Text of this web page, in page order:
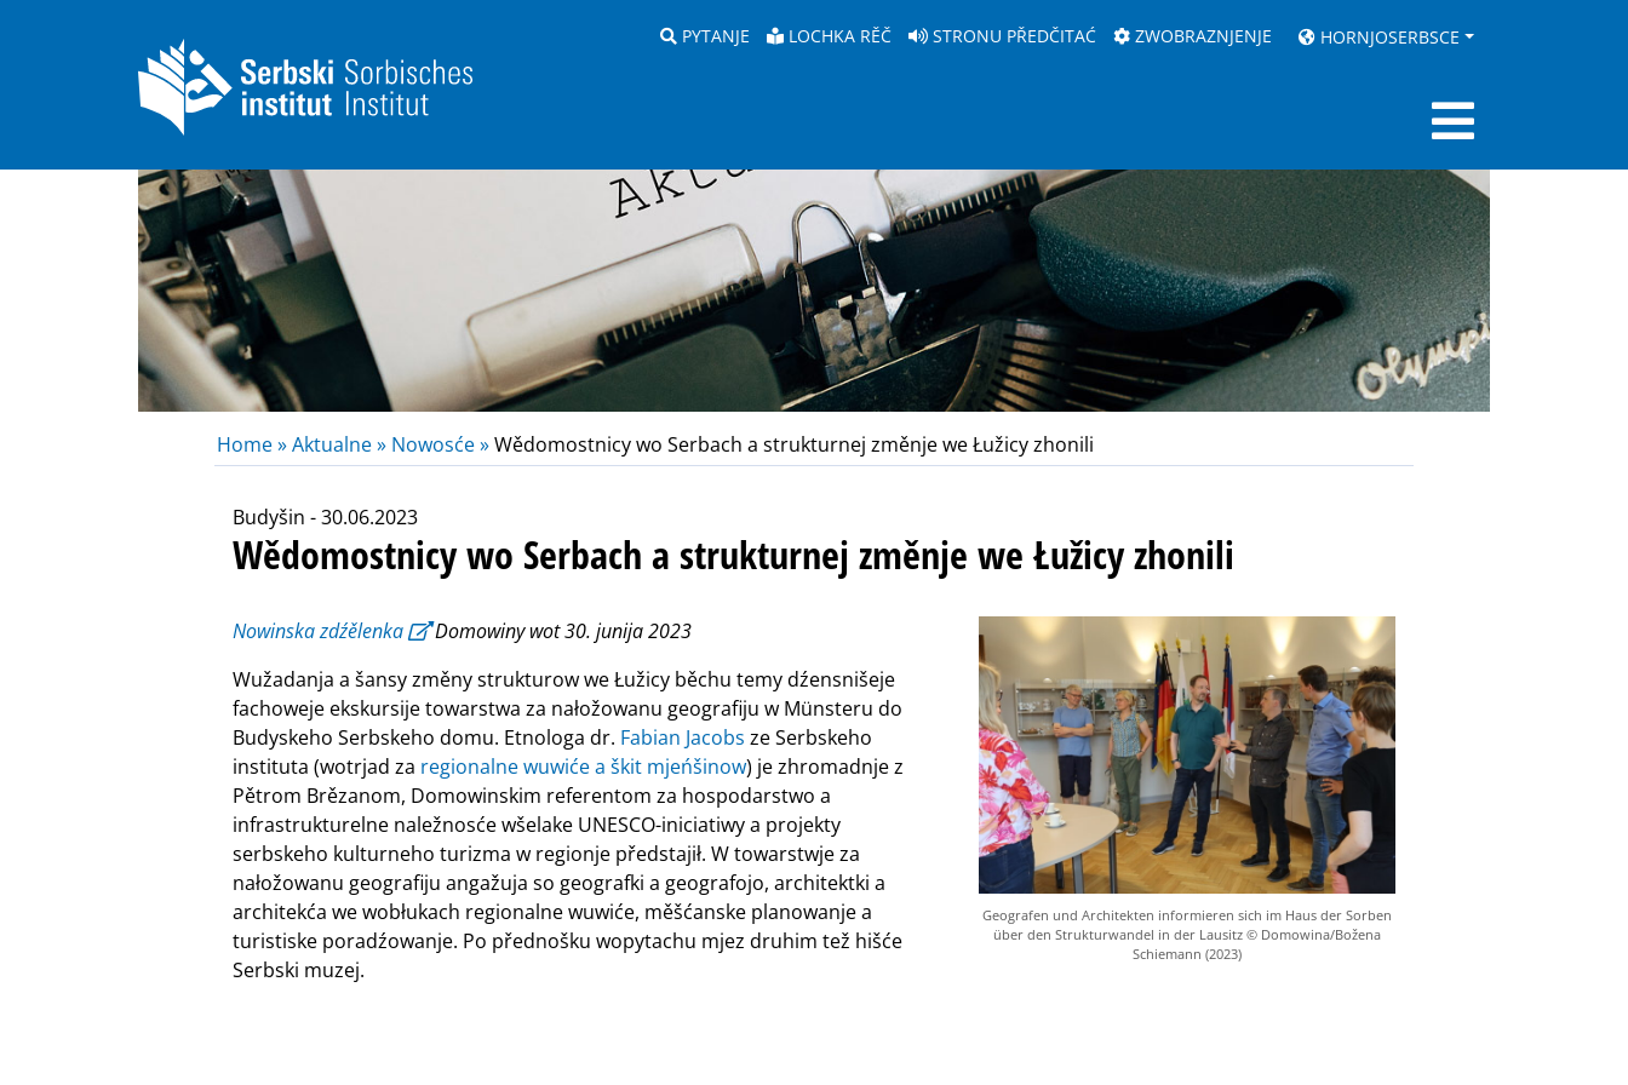
PYTANJE LOCHKA RĚČ STRONU PŘEDČITAĆ ZWOBRAZNJENJE HORNJOSERBSCE
Home »Aktualne » Nowosće »Wědomostnicy wo Serbach a strukturnej změnje we Łužicy zhonili
Budyšin - 30.06.2023
Wědomostnicy wo Serbach a strukturnej změnje we Łužicy zhonili
Geografen und Architekten informieren sich im Haus der Sorben
über den Strukturwandel in der Lausitz © Domowina/Božena
Schiemann (2023)
Nowinska zdźělenka
Domowiny wot 30. junija 2023
Wužadanja a šansy změny strukturow we Łužicy běchu temy dźensnišeje
fachoweje ekskursije towarstwa za nałožowanu geografiju w Münsteru do
Budyskeho Serbskeho domu. Etnologa dr. Fabian Jacobs ze Serbskeho
instituta (wotrjad za regionalne wuwiće a škit mjeńšinow) je zhromadnje z
Pětrom Brězanom, Domowinskim referentom za hospodarstwo a
infrastrukturelne naležnosće wšelake UNESCO-iniciatiwy a projekty
serbskeho kulturneho turizma w regionje předstajił. W towarstwje za
nałožowanu geografiju angažuja so geografki a geografojo, architektki a
architekća we wobłukach regionalne wuwiće, měšćanske planowanje a
turistiske poradźowanje. Po přednošku wopytachu mjez druhim tež hišće
Serbski muzej.